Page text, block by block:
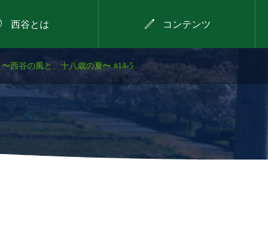
西谷とは  コンテンツ
り！～
小さな縁
2026年8月11日
西谷で見つける！わが
まちのお宝プロジェク
ト（第3回）
西谷の風と、十八歳の夏〜 #14-5